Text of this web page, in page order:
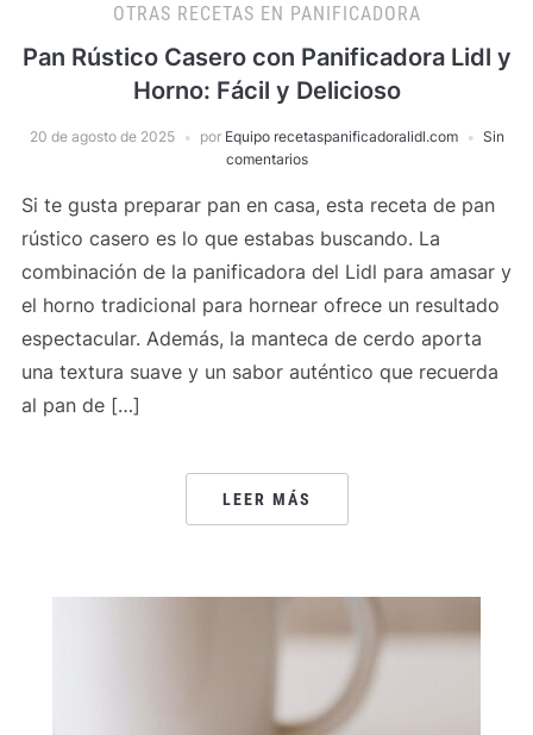
OTRAS RECETAS EN PANIFICADORA
Pan Rústico Casero con Panificadora Lidl y
Horno: Fácil y Delicioso
20 de agosto de 2025 por Equipo recetaspanificadoralidl.com
Sin
comentarios
Si te gusta preparar pan en casa, esta receta de pan
rústico casero es lo que estabas buscando. La
combinación de la panificadora del Lidl para amasar y
el horno tradicional para hornear ofrece un resultado
espectacular. Además, la manteca de cerdo aporta
una textura suave y un sabor auténtico que recuerda
al pan de […]
LEER MÁS